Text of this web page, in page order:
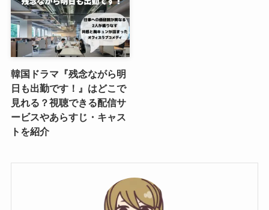
韓国ドラマ『残念ながら明
日も出勤です！』はどこで
見れる？視聴できる配信サ
ービスやあらすじ・キャス
トを紹介